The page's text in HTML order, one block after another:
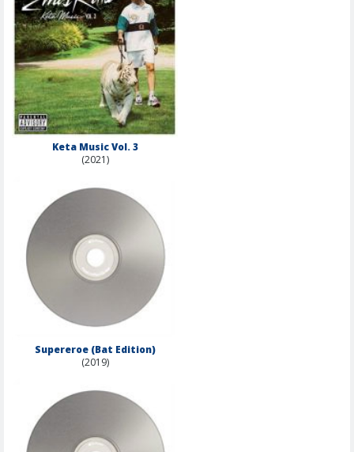
Keta Music Vol. 3
(2021)
Supereroe (Bat Edition)
(2019)